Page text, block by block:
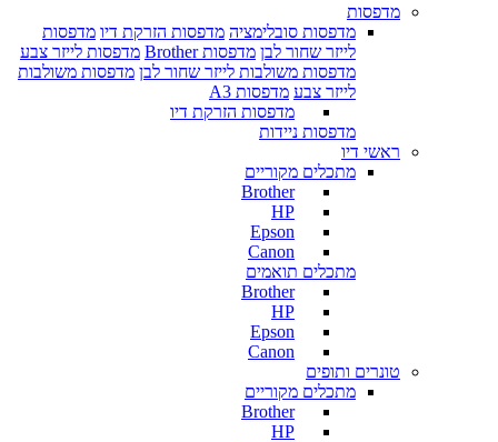
מדפסות
מדפסות סובלימציה מדפסות הזרקת דיו מדפסות
לייזר שחור לבן מדפסות Brother
מדפסות לייזר צבע
מדפסות משולבות לייזר שחור לבן מדפסות משולבות
לייזר צבע מדפסות A3
מדפסות הזרקת דיו
מדפסות ניידות
ראשי דיו
מתכלים מקוריים
Brother
HP
Epson
Canon
מתכלים תואמים
Brother
HP
Epson
Canon
טונרים ותופים
מתכלים מקוריים
Brother
HP